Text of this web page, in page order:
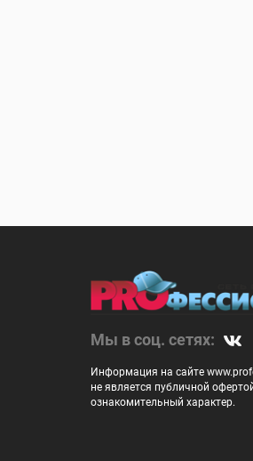
Мы в соц. сетях:
Информация на сайте
не является публичной
ознакомительный характер.